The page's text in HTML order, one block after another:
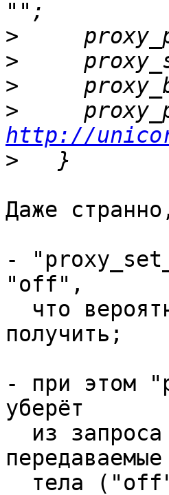
>
>
>
>
http://
>
Даже
-
"off",
получить;
- при этом
уберёт